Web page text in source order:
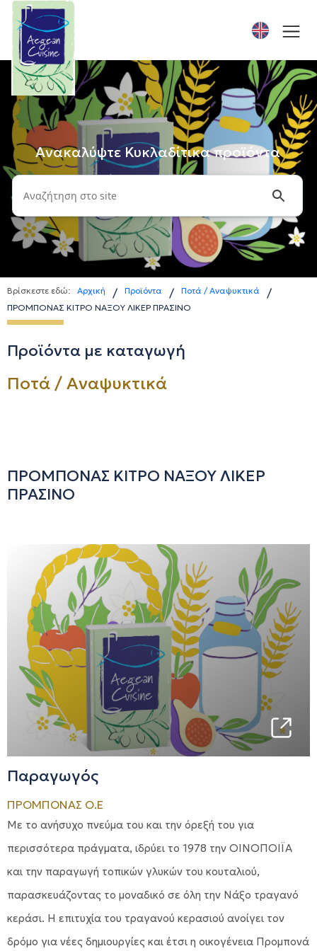
Ανακαλύψτε Κυκλαδίτικα προϊόντα
Βρίσκεστε εδώ: Αρχική / Προϊόντα / Ποτά / Αναψυκτικά /
ΠΡΟΜΠΟΝΑΣ ΚΙΤΡΟ ΝΑΞΟΥ ΛΙΚΕΡ ΠΡΑΣΙΝΟ
Προϊόντα με καταγωγή
Ποτά / Αναψυκτικά
ΠΡΟΜΠΟΝΑΣ ΚΙΤΡΟ ΝΑΞΟΥ ΛΙΚΕΡ
ΠΡΑΣΙΝΟ
Παραγωγός
ΠΡΟΜΠΟΝΑΣ Ο.Ε
Με το ανήσυχο πνεύμα του και την όρεξή του για
περισσότερα πράγματα, ιδρύει το 1978 την ΟΙΝΟΠΟΙΪΑ
και την παραγωγή τοπικών γλυκών του κουταλιού,
παρασκευάζοντας το μοναδικό σε όλη την Νάξο τραγανό
κεράσι. Η επιτυχία του τραγανού κερασιού ανοίγει τον
δρόμο για νέες δημιουργίες και έτσι η οικογένεια Προμπονά